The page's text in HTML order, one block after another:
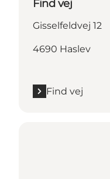
Find vej
Gisselfeldvej 12
4690 Haslev
Find vej